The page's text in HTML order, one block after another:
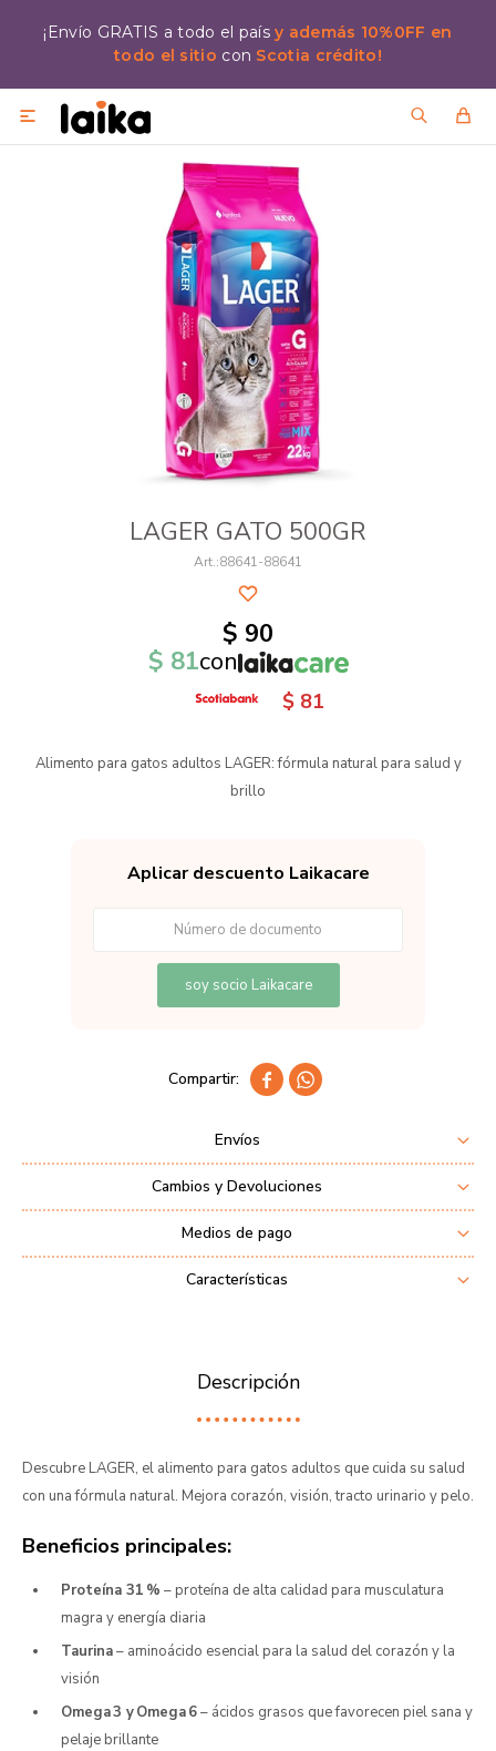
¡Envío GRATIS a todo el paísy además 10%0FF en
todo el sitio con Scotia crédito!

LAGER GATO 500GR
88641-88641
$ 90
$ 81con
$ 81
Alimento para gatos adultos LAGER: fórmula natural para salud y
brillo
Aplicar descuento Laikacare
soy socio Laikacare
 
Envíos
Cambios y Devoluciones
Medios de pago
Características
Descripción
Descubre LAGER, el alimento para gatos adultos que cuida su salud
con una fórmula natural. Mejora corazón, visión, tracto urinario y pelo.
Beneficios principales:
Proteína 31 % – proteína de alta calidad para musculatura
magra y energía diaria
Taurina– aminoácido esencial para la salud del corazón y la
visión
Omega 3 y Omega 6– ácidos grasos que favorecen piel sana y
pelaje brillante